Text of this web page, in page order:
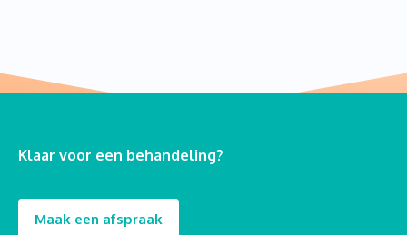
Klaar voor een behandeling?
Maak een afspraak